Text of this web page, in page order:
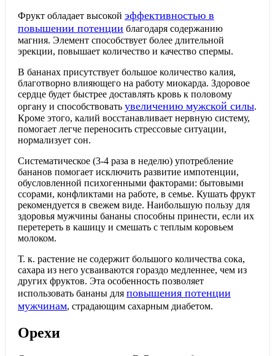
Фрукт обладает высокой эффективностью в
повышении потенции благодаря содержанию
магния. Элемент способствует более длительной
эрекции, повышает количество и качество спермы.
В бананах присутствует большое количество калия,
благотворно влияющего на работу миокарда. Здоровое
сердце будет быстрее доставлять кровь к половому
органу и способствовать увеличению мужской силы.
Кроме этого, калий восстанавливает нервную систему,
помогает легче переносить стрессовые ситуации,
нормализует сон.
Систематическое (3-4 раза в неделю) употребление
бананов помогает исключить развитие импотенции,
обусловленной психогенными факторами: бытовыми
ссорами, конфликтами на работе, в семье. Кушать фрукт
рекомендуется в свежем виде. Наибольшую пользу для
здоровья мужчины бананы способны принести, если их
перетереть в кашицу и смешать с теплым коровьем
молоком.
Т. к. растение не содержит большого количества сока,
сахара из него усваиваются гораздо медленнее, чем из
других фруктов. Эта особенность позволяет
использовать бананы для повышения потенции
мужчинам, страдающим сахарным диабетом.
Орехи